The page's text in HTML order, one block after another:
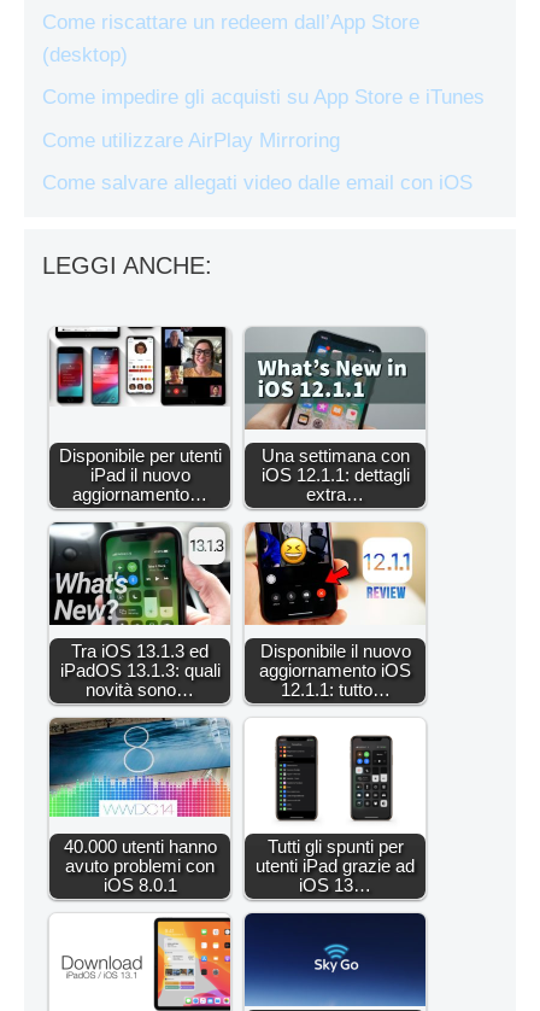
Come riscattare un redeem dall’App Store
(desktop)
Come impedire gli acquisti su App Store e iTunes
Come utilizzare AirPlay Mirroring
Come salvare allegati video dalle email con iOS
LEGGI ANCHE:
Disponibile per utenti
iPad il nuovo
aggiornamento…
Una settimana con
iOS 12.1.1: dettagli
extra…
Tra iOS 13.1.3 ed
iPadOS 13.1.3: quali
novità sono…
Disponibile il nuovo
aggiornamento iOS
12.1.1: tutto…
40.000 utenti hanno
avuto problemi con
iOS 8.0.1
Tutti gli spunti per
utenti iPad grazie ad
iOS 13…